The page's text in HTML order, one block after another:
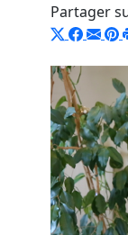
Partager